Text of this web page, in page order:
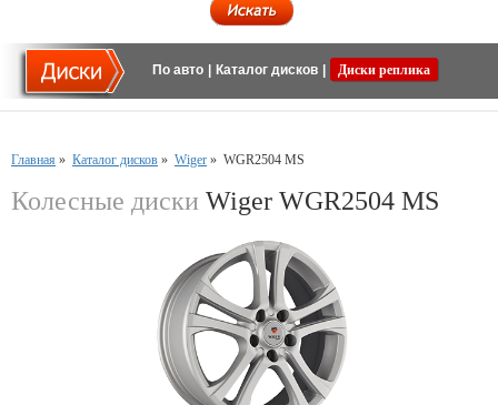
По авто Каталог дисков Диски реплика
Главная » Каталог дисков » Wiger » WGR2504 MS
Колесные диски Wiger WGR2504 MS